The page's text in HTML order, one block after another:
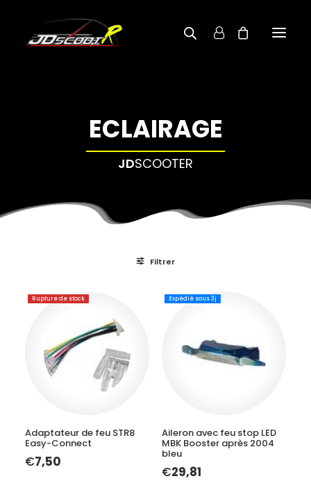
RECHERCHE PAR MODÈLE
ECLAIRAGE
JDSCOOTER
Filtrer
Adaptateur de feu STR8
Easy-Connect
€7,50
Rupture de stock
Aileron avec feu stop LED
MBK Booster après 2004
bleu
€29,81
Expédié sous 3j